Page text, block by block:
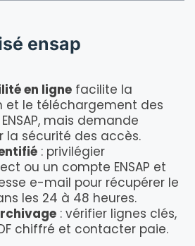
ensap
en ligne facilite la
et le téléchargement des
mais demande
la sécurité des accès.
: privilégier
ou un compte ENSAP et
e-mail pour récupérer le
les 24 à 48 heures.
: vérifier lignes clés,
chiffré et contacter paie.